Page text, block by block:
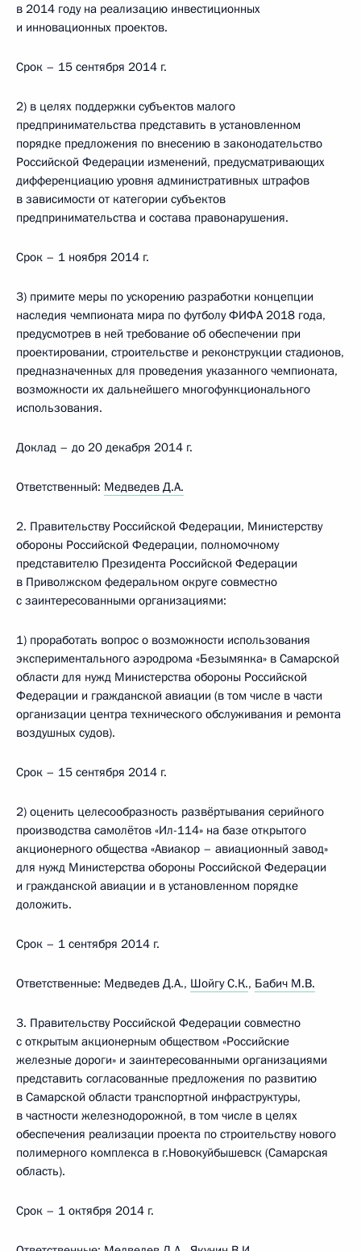
в 2014 году на реализацию инвестиционных
и инновационных проектов.
Срок – 15 сентября 2014 г.
2) в целях поддержки субъектов малого
предпринимательства представить в установленном
порядке предложения по внесению в законодательство
Российской Федерации изменений, предусматривающих
дифференциацию уровня административных штрафов
в зависимости от категории субъектов
предпринимательства и состава правонарушения.
Срок – 1 ноября 2014 г.
3) примите меры по ускорению разработки концепции
наследия чемпионата мира по футболу ФИФА 2018 года,
предусмотрев в ней требование об обеспечении при
проектировании, строительстве и реконструкции стадионов,
предназначенных для проведения указанного чемпионата,
возможности их дальнейшего многофункционального
использования.
Доклад – до 20 декабря 2014 г.
Ответственный: Медведев Д.А.
2. Правительству Российской Федерации, Министерству
обороны Российской Федерации, полномочному
представителю Президента Российской Федерации
в Приволжском федеральном округе совместно
с заинтересованными организациями:
1) проработать вопрос о возможности использования
экспериментального аэродрома «Безымянка» в Самарской
области для нужд Министерства обороны Российской
Федерации и гражданской авиации (в том числе в части
организации центра технического обслуживания и ремонта
воздушных судов).
Срок – 15 сентября 2014 г.
2) оценить целесообразность развёртывания серийного
производства самолётов «Ил-114» на базе открытого
акционерного общества «Авиакор – авиационный завод»
для нужд Министерства обороны Российской Федерации
и гражданской авиации и в установленном порядке
доложить.
Срок – 1 сентября 2014 г.
Ответственные: Медведев Д.А., Шойгу С.К., Бабич М.В.
3. Правительству Российской Федерации совместно
с открытым акционерным обществом «Российские
железные дороги» и заинтересованными организациями
представить согласованные предложения по развитию
в Самарской области транспортной инфраструктуры,
в частности железнодорожной, в том числе в целях
обеспечения реализации проекта по строительству нового
полимерного комплекса в г.Новокуйбышевск (Самарская
область).
Срок – 1 октября 2014 г.